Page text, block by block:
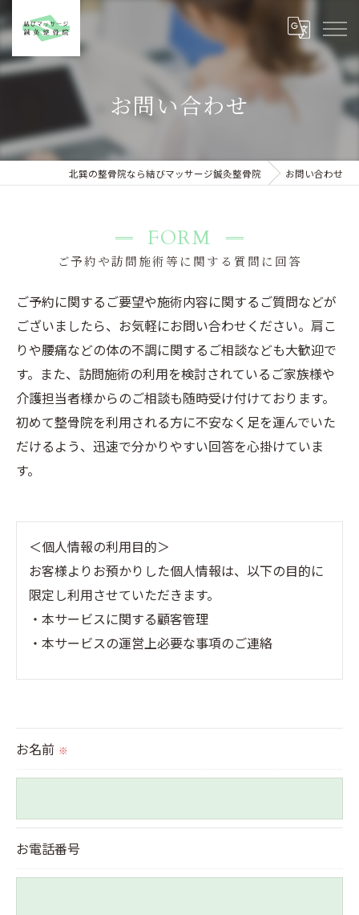
お問い合わせ
北巽の整骨院なら結びマッサージ鍼灸整骨院 お問い合わせ
ご予約や訪問施術等に関する質問に回答
FORM
ご予約に関するご要望や施術内容に関するご質問などが
ございましたら、お気軽にお問い合わせください。肩こ
りや腰痛などの体の不調に関するご相談なども大歓迎で
す。また、訪問施術の利用を検討されているご家族様や
介護担当者様からのご相談も随時受け付けております。
初めて整骨院を利用される方に不安なく足を運んでいた
だけるよう、迅速で分かりやすい回答を心掛けていま
す。
＜個人情報の利用目的＞
お客様よりお預かりした個人情報は、以下の目的に
限定し利用させていただきます。
・本サービスに関する顧客管理
・本サービスの運営上必要な事項のご連絡
られた場合を除き、
当社では、利用目的の達成に必要な範囲において、
個人情報を外部に委託する場合があります。
お名前 ※
お電話番号